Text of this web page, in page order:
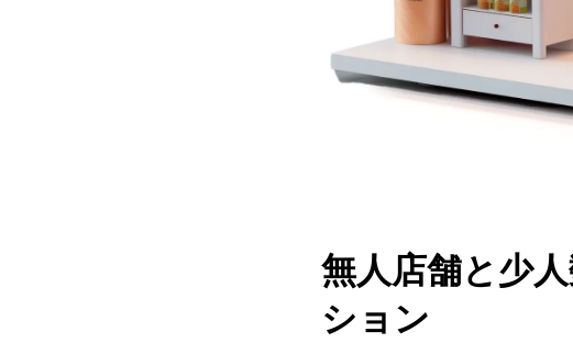
無人店舗と少
ション